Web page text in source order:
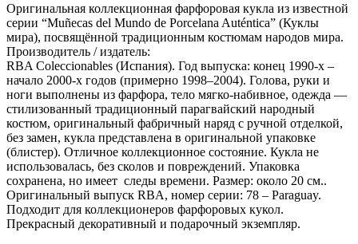
Оригинальная коллекционная фарфоровая кукла из известной
серии “Muñecas del Mundo de Porcelana Auténtica” (Куклы
мира), посвящённой традиционным костюмам народов мира.
Производитель / издатель:
RBA Coleccionables (Испания). Год выпуска: конец 1990-х –
начало 2000-х годов (примерно 1998–2004). Голова, руки и
ноги выполнены из фарфора, тело мягко-набивное, одежда —
стилизованный традиционный парагвайский народный
костюм, оригинальный фабричный наряд с ручной отделкой,
без замен, кукла представлена в оригинальной упаковке
(блистер). Отличное коллекционное состояние. Кукла не
использовалась, без сколов и повреждений. Упаковка
сохранена, но имеет следы времени. Размер: около 20 см..
Оригинальный выпуск RBA, номер серии: 78 – Paraguay.
Подходит для коллекционеров фарфоровых кукол.
Прекрасный декоративный и подарочный экземпляр.